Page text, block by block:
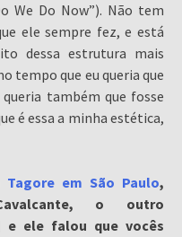
We Do Now”). Não tem
ele sempre fez, e está
dessa estrutura mais
tempo que eu queria que
também que fosse
é essa a minha estética,
em São Paulo,
o outro
e ele falou que vocês